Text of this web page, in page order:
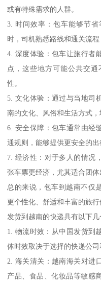
或有特殊需求的人群。
3. 时间效率：包车能够节
时，司机熟悉路线和通关流
4. 深度体验：包车让旅行者
点，这些地方可能公共交
性。
5. 文化体验：通过与当地司
南的文化、风俗和生活方式，
6. 安全保障：包车通常由经
通规则，能够提供更安全的
7. 经济性：对于多人的情况
张车票更经济，尤其适合团体
总的来说，包车到越南不仅
更个性化、舒适和丰富的旅行
发货到越南的快递具有以下几
1. 物流时效：从中国发货到
体时效取决于选择的快递公
2. 海关清关：越南海关对进
产品、食品、化妆品等敏感